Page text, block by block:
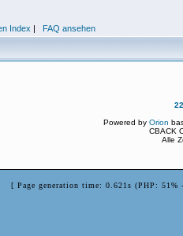
Index | FAQ ansehen
Powered byOrion
CBACK
Alle
[ Page generation time: 0.621s (PHP: